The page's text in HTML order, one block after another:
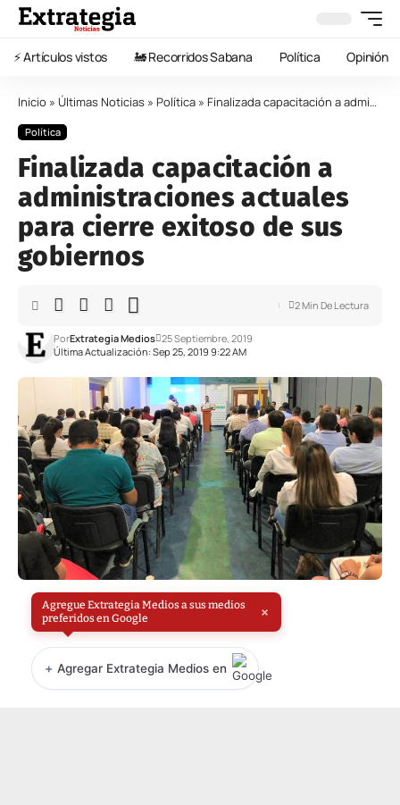
⚡️ Artículos vistos 🚂 Recorridos Sabana Política Opinión
Inicio » Últimas Noticias » Política » Finalizada capacitación a administraciones actuales para cierre exitoso de sus gobiernos
Política
Finalizada capacitación a
administraciones actuales
para cierre exitoso de sus
gobiernos
Última Actualización: Sep 25, 2019 9:22 AM
PorExtrategia Medios 25 Septiembre, 2019
2 Min De Lectura
Agregue Extrategia Medios a sus medios
preferidos en Google
×
+ Agregar Extrategia Medios en